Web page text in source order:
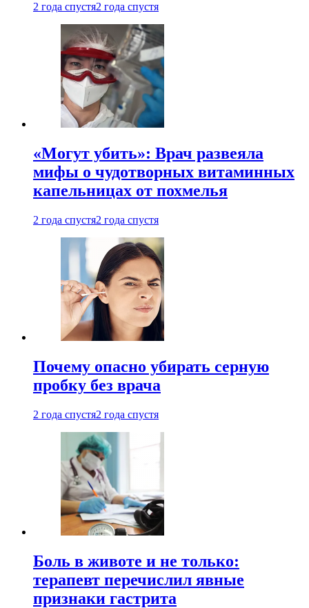
2 года спустя2 года спустя
«Могут убить»: Врач развеяла
мифы о чудотворных витаминных
капельницах от похмелья
2 года спустя2 года спустя
Почему опасно убирать серную
пробку без врача
2 года спустя2 года спустя
Боль в животе и не только:
терапевт перечислил явные
признаки гастрита